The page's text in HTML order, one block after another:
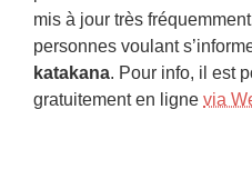
mis à jour très
personnes voulant
katakana. Pour info, il est
gratuitement en ligne via